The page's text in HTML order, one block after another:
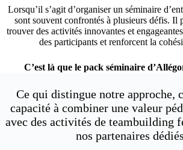
Lorsqu’il s’agit d’organiser un séminaire
sont souvent confrontés à plusieurs défis. Il
trouver des activités innovantes et
des participants et renforcent la
C’est là que le pack séminaire
Ce qui distingue notre approche,
capacité à combiner une valeur
avec des activités de teambuilding
nos partenaires